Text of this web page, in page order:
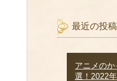
最近の投稿
アニメの
選！2022年